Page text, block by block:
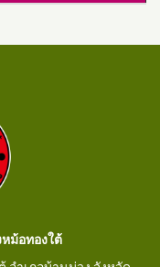
ม้อทองใต้